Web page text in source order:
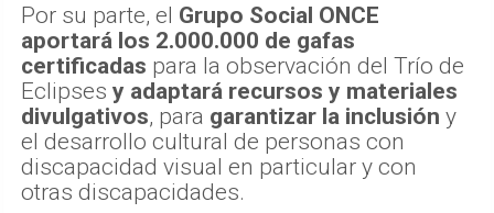
Por su parte, el Grupo Social ONCE
aportará los 2.000.000 de gafas
certificadas para la observación del Trío de
Eclipses y adaptará recursos y materiales
divulgativos, para garantizar la inclusión y
el desarrollo cultural de personas con
discapacidad visual en particular y con
otras discapacidades.